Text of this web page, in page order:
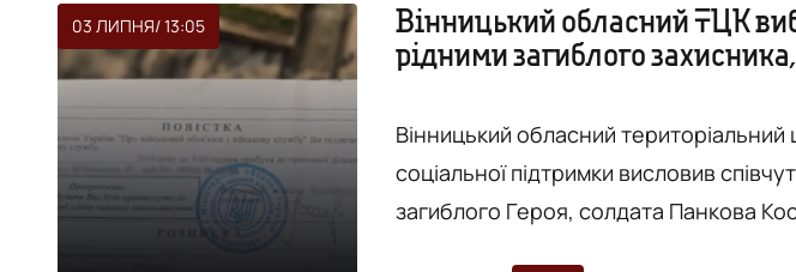
03 ЛИПНЯ/ 13:05
Вінницький обласний ТЦК
рідними загиблого
Вінницький обласний
соціальної підтримки висловив
загиблого Героя, солдата Панкова